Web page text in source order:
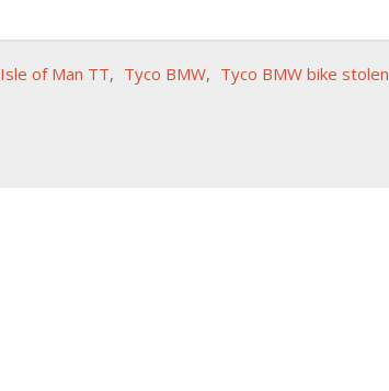
Isle of Man TT, Tyco BMW, Tyco BMW bike stolen